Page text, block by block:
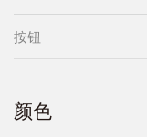
按钮
颜色